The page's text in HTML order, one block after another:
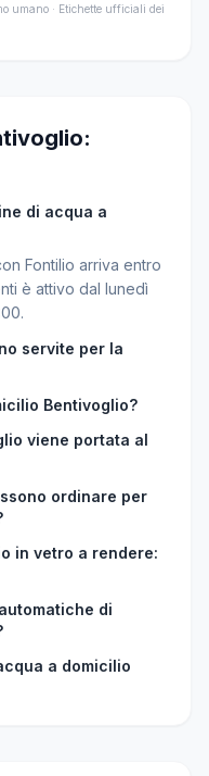
umano · Etichette ufficiali dei
di acqua a
Fontilio arriva entro
è attivo dal lunedì
servite per la
Bentivoglio?
viene portata al
ordinare per
in vetro a rendere:
di
a domicilio